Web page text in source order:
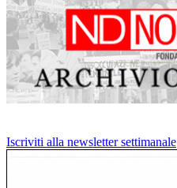
Iscriviti alla newsletter settimanale